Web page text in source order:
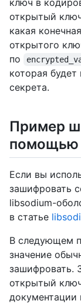
ключ в
открытый
какая
открытого
по
которая будет
секрета.
Пример
помощью
Если вы
зашифровать
libsodium-
в статье
В следующем
значение
зашифровать.
открытый
документации